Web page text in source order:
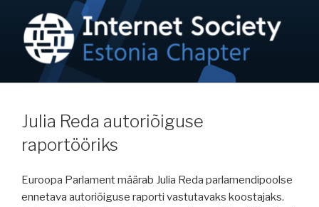
content
NETIKOGUKOND / ISOC-EE
Internet on inimõigus!
Julia Reda autoriõiguse
raportööriks
Euroopa Parlament määrab Julia Reda parlamendipoolse
ennetava autoriõiguse raporti vastutavaks koostajaks.